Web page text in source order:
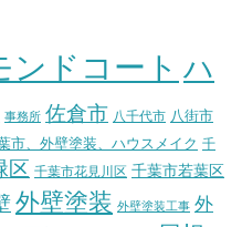
ンドコート ハ
事務所 佐倉市 八千代市 八街市
市、外壁塗装、ハウスメイク 千
区 千葉市花見川区 千葉市若葉区
外壁塗装 外壁塗装工事 外